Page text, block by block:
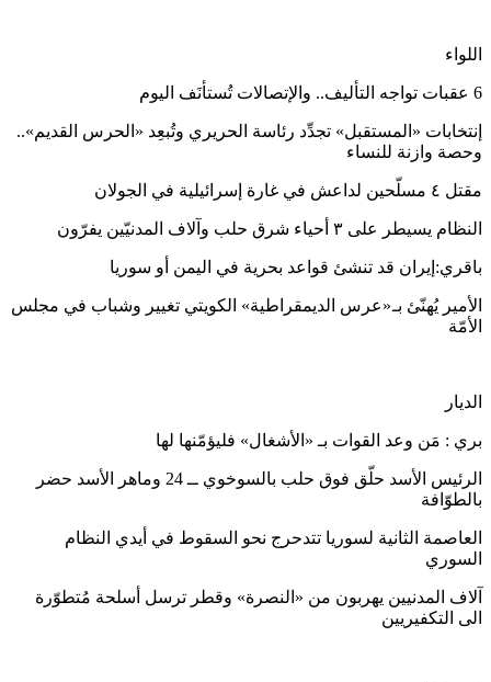
اللواء
6 عقبات تواجه التأليف.. والإتصالات تُستأنَف اليوم
إنتخابات «المستقبل» تجدِّد رئاسة الحريري وتُبعِد «الحرس القديم»..
وحصة وازنة للنساء
مقتل ٤ مسلّحين لداعش في غارة إسرائيلية في الجولان
النظام يسيطر على ٣ أحياء شرق حلب وآلاف المدنيّين يفرّون
باقري:إيران قد تنشئ قواعد بحرية في اليمن أو سوريا
الأمير يُهنّئ بـ «عرس الديمقراطية» الكويتي تغيير وشباب في مجلس
الأمّة
الديار
بري : مَن وعد القوات بـ «الأشغال» فليؤمّنها لها
الرئيس الأسد حلّق فوق حلب بالسوخوي ــ 24 وماهر الأسد حضر
بالطوّافة
العاصمة الثانية لسوريا تتدحرج نحو السقوط في أيدي النظام
السوري
آلاف المدنيين يهربون من «النصرة» وقطر ترسل أسلحة مُتطوّرة
الى التكفيريين